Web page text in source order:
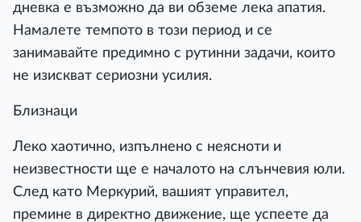
дневка е възможно да ви обземе лека апатия.
Намалете темпото в този период и се
занимавайте предимно с рутинни задачи, които
не изискват сериозни усилия.
Близнаци
Леко хаотично, изпълнено с неясноти и
неизвестности ще е началото на слънчевия юли.
След като Меркурий, вашият управител,
премине в директно движение, ще успеете да